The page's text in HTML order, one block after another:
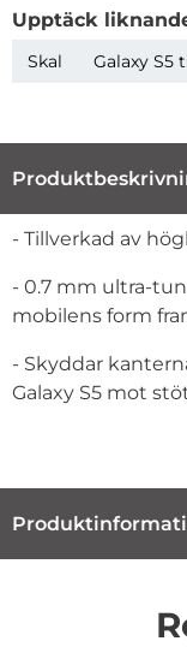
Upptäck
Skal Galaxy S5
- Tillverkad av
- 0.7 mm ultra-
mobilens form
- Skyddar
Galaxy S5 mot